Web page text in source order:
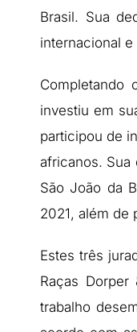
Brasil. Sua
internacional
Completando
investiu em
participou de
africanos. Sua
São João da
2021, além de
Estes três
Raças
trabalho